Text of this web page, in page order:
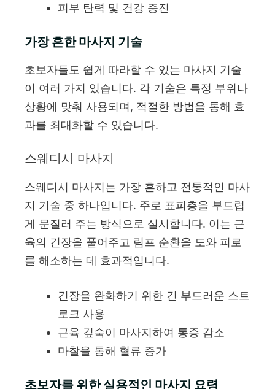
피부 탄력 및 건강 증진
가장 흔한 마사지 기술
초보자들도 쉽게 따라할 수 있는 마사지 기술
이 여러 가지 있습니다. 각 기술은 특정 부위나
상황에 맞춰 사용되며, 적절한 방법을 통해 효
과를 최대화할 수 있습니다.
스웨디시 마사지
스웨디시 마사지는 가장 흔하고 전통적인 마사
지 기술 중 하나입니다. 주로 표피층을 부드럽
게 문질러 주는 방식으로 실시합니다. 이는 근
육의 긴장을 풀어주고 림프 순환을 도와 피로
를 해소하는 데 효과적입니다.
긴장을 완화하기 위한 긴 부드러운 스트
로크 사용
근육 깊숙이 마사지하여 통증 감소
마찰을 통해 혈류 증가
초보자를 위한 실용적인 마사지 요령